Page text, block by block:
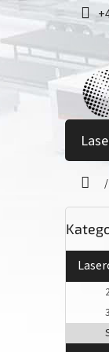
obsah
/
P
o
s
r
n
Přeskočit